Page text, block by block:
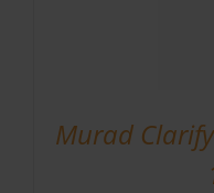
Murad